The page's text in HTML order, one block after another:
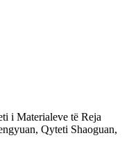
i Materialeve të Reja
Qyteti Shaoguan,